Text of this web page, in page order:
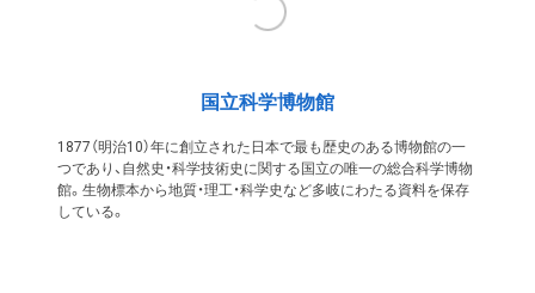
国立科学博物館
1877（明治10）年に創立された日本で最も歴史のある博物館の一
つであり、自然史・科学技術史に関する国立の唯一の総合科学博物
館。生物標本から地質・理工・科学史など多岐にわたる資料を保存
している。